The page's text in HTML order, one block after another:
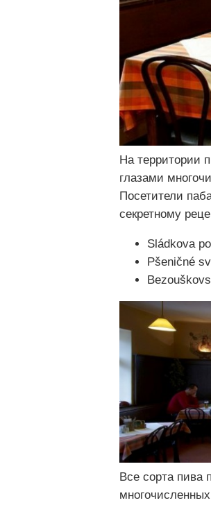
На территории
глазами
Посетители
секретному
Sládkova
Pšeničné
Все сорта пива